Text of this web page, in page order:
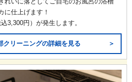
に仕上げます！
3,300円）が発生します。
クリーニングの詳細を見る ＞